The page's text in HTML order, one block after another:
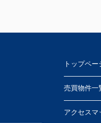
トップペー
売買物件一
アクセスマ